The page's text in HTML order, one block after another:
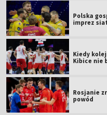
Polska
imprez
Kiedy
Kibice nie
Rosjanie
powód